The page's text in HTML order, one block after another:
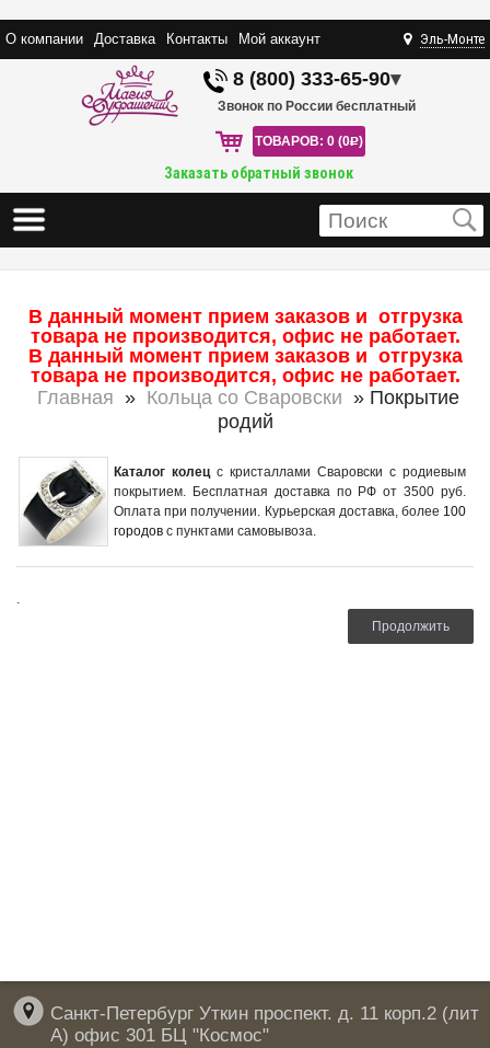
О компании Доставка Контакты Мой аккаунт Эль-Монте
8 (800) 333-65-90▾
Звонок по России бесплатный
ТОВАРОВ: 0 (0R)
Заказать обратный звонок
В данный момент прием заказов и отгрузка
товара не производится, офис не работает.
В данный момент прием заказов и отгрузка
товара не производится, офис не работает.
Главная » Кольца со Сваровски » Покрытие
родий
Каталог колец с кристаллами Сваровски с родиевым
покрытием. Бесплатная доставка по РФ от 3500 руб.
Оплата при получении. Курьерская доставка, более 100
городов с пунктами самовывоза.
.
Продолжить
Санкт-Петербург Уткин проспект. д. 11 корп.2 (лит
А) офис 301 БЦ "Космос"